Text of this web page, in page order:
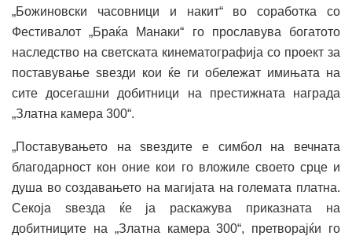
„Божиновски часовници и накит“ во соработка со
Фестивалот „Браќа Манаки“ го прославува богатото
наследство на светската кинематографија со проект за
поставување ѕвезди кои ќе ги обележат имињата на
сите досегашни добитници на престижната награда
„Златна камера 300“.
„Поставувањето на ѕвездите е симбол на вечната
благодарност кон оние кои го вложиле своето срце и
душа во создавањето на магијата на големата платна.
Секоја ѕвезда ќе ја раскажува приказната на
добитниците на „Златна камера 300“, претворајќи го